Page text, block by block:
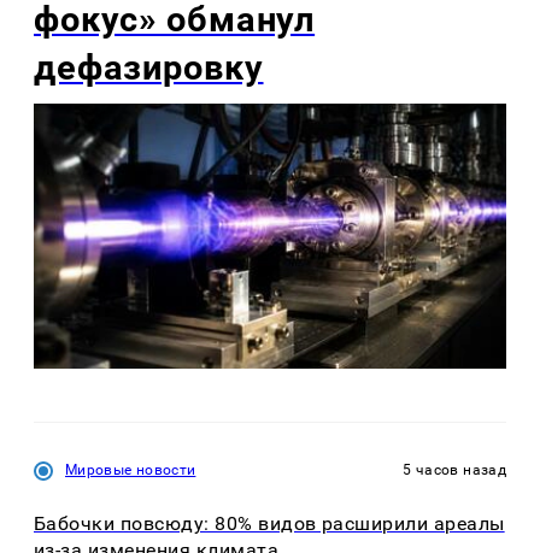
фокус» обманул
дефазировку
Мировые новости 5 часов назад
Бабочки повсюду: 80% видов расширили ареалы